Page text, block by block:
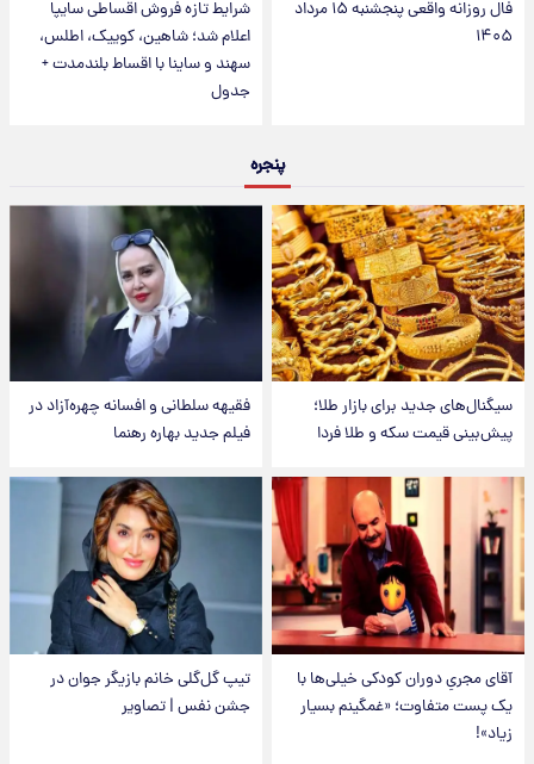
فال روزانه واقعی پنجشنبه ۱۵ مرداد
۱۴۰۵
شرایط تازه فروش اقساطی سایپا
اعلام شد؛ شاهین، کوییک، اطلس،
سهند و ساینا با اقساط بلندمدت +
جدول
پنجره
سیگنال‌های جدید برای بازار طلا؛
پیش‌بینی قیمت سکه و طلا فردا
فقیهه سلطانی و افسانه چهره‌آزاد در
فیلم جدید بهاره رهنما
آقای مجریِ دوران کودکی خیلی‌ها با
یک پست متفاوت؛ «غمگینم بسیار
زیاد»!
تیپ گل‌گلی خانم بازیگر جوان در
جشن نفس | تصاویر